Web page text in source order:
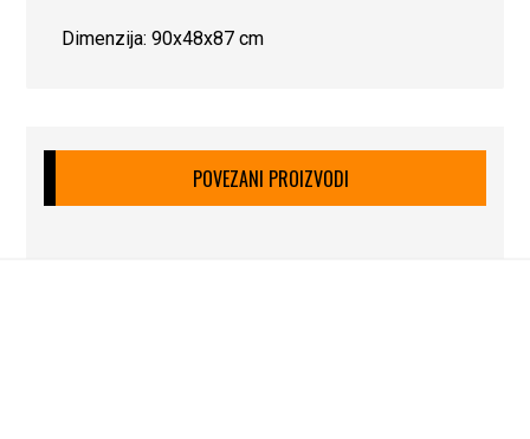
Dimenzija: 90x48x87 cm
POVEZANI PROIZVODI